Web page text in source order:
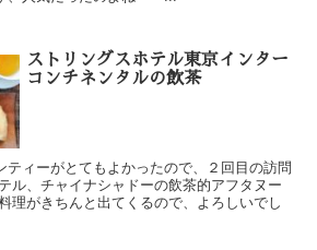
ストリングスホテル東京インター
コンチネンタルの飲茶
ティーがとてもよかったので、２回目の訪問
ル、チャイナシャドーの飲茶的アフタヌー
理がきちんと出てくるので、よろしいでし